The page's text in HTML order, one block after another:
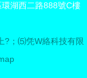
湖西二路888號C樓
上?；⑸凭W絡科技有限